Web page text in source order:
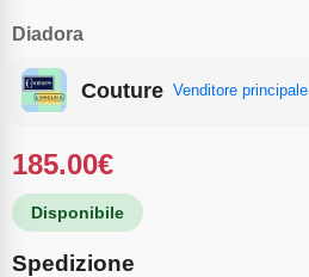
Diadora
Couture Venditore principale
185.00€
Disponibile
Spedizione